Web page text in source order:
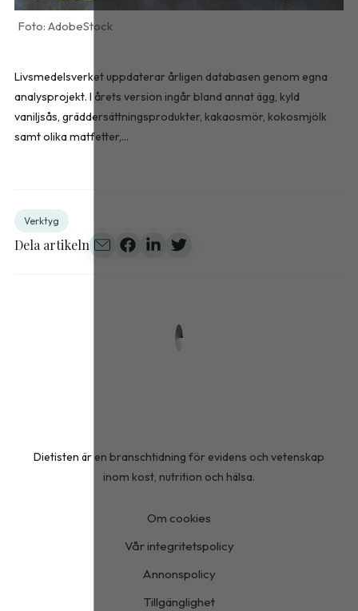
AdobeStock
Livsmedelsverket uppdaterar årligen databasen genom egna
analysprojekt. I årets version ingår bland annat ägg, kyld
vaniljsås, gräddersättningsprodukter, kakaosmör, kokosmjölk
samt olika matfetter,...
Verktyg
Dela artikeln
Dietisten är en branschtidning för evidens och vetenskap
inom kost, nutrition och hälsa.
Om cookies
Vår integritetspolicy
Annonspolicy
Tillgänglighet